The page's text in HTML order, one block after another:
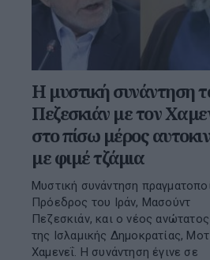
Η μυστική συνάντηση
Πεζεσκιάν με τον
στο πίσω μέρος
με φιμέ τζάμια
Μυστική συνάντηση
Πρόεδρος του Ιράν, Μασούντ
Πεζεσκιάν, και ο νέος
της Ισλαμικής Δημοκρατίας,
Χαμενεΐ. Η συνάντηση έγινε σε